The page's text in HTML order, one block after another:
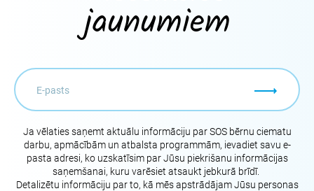
jaunumiem
Ja vēlaties saņemt aktuālu informāciju par SOS bērnu ciematu
darbu, apmācībām un atbalsta programmām, ievadiet savu e-
pasta adresi, ko uzskatīsim par Jūsu piekrišanu informācijas
saņemšanai, kuru varēsiet atsaukt jebkurā brīdī.
Detalizētu informāciju par to, kā mēs apstrādājam Jūsu personas